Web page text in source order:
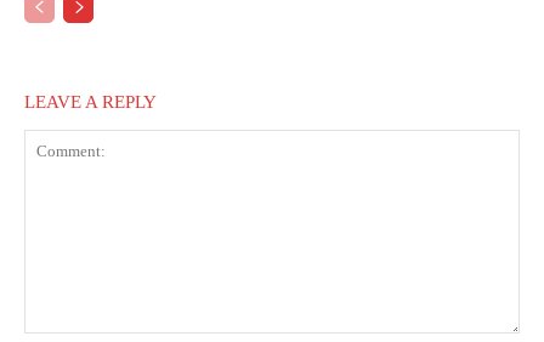
LEAVE A REPLY